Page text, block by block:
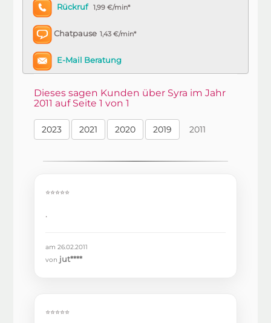
Rückruf 1,99 €/min*
Chatpause 1,43 €/min*
E-Mail Beratung
Dieses sagen Kunden über Syra im Jahr
2011 auf Seite 1 von 1
2023 2021 2020 2019 2011
⭐⭐⭐⭐⭐
.
am 26.02.2011
von jut****
⭐⭐⭐⭐⭐